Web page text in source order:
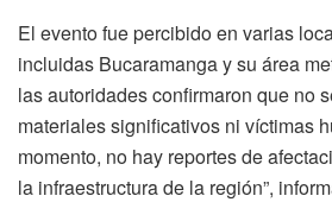
El evento fue percibido en varias
incluidas Bucaramanga y su área
las autoridades confirmaron que no
materiales significativos ni víctimas
momento, no hay reportes de
la infraestructura de la región”,